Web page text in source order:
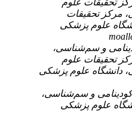
علوم
تحقیقات
علوم پزشکی
و سم‌شناسی،
علوم
علوم پزشکی
و سم‌شناسی،
علوم پزشکی